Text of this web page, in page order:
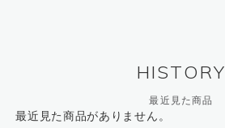
HISTORY
最近見た商品
最近見た商品がありません。